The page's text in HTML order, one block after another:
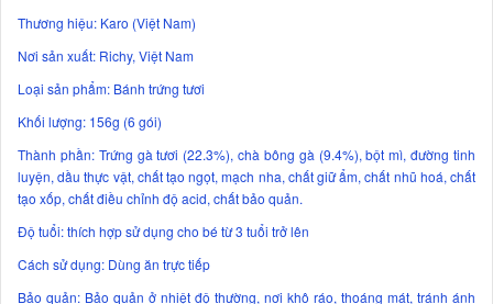
Thương hiệu: Karo (Việt Nam)
Nơi sản xuất: Richy, Việt Nam
Loại sản phẩm: Bánh trứng tươi
Khối lượng: 156g (6 gói)
Thành phần: Trứng gà tươi (22.3%), chà bông gà (9.4%), bột mì, đường tinh
luyện, dầu thực vật, chất tạo ngọt, mạch nha, chất giữ ẩm, chất nhũ hoá, chất
tạo xốp, chất điều chỉnh độ acid, chất bảo quản.
Độ tuổi: thích hợp sử dụng cho bé từ 3 tuổi trở lên
Cách sử dụng: Dùng ăn trực tiếp
Bảo quản: Bảo quản ở nhiệt độ thường, nơi khô ráo, thoáng mát, tránh ánh